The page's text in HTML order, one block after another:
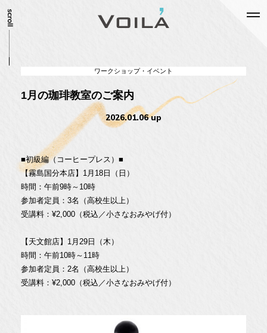
ワークショップ・イベント
1月の珈琲教室のご案内
2026.01.06 up
■初級編（コーヒープレス）■
【霧島国分本店】1月18日（日）
時間：午前9時～10時
参加者定員：3名（高校生以上）
受講料：¥2,000（税込／小さなおみやげ付）
【天文館店】1月29日（木）
時間：午前10時～11時
参加者定員：2名（高校生以上）
受講料：¥2,000（税込／小さなおみやげ付）